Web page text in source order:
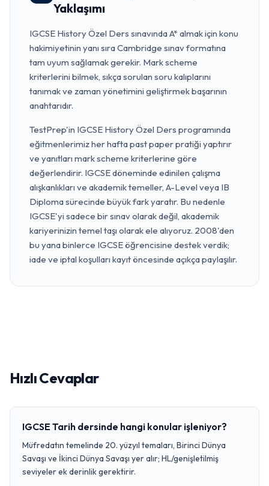
Yaklaşımı
IGCSE History Özel Ders sınavında A* almak için konu
hakimiyetinin yanı sıra Cambridge sınav formatına
tam uyum sağlamak gerekir. Mark scheme
kriterlerini bilmek, sıkça sorulan soru kalıplarını
tanımak ve zaman yönetimini geliştirmek başarının
anahtarıdır.
TestPrep'in IGCSE History Özel Ders programında
eğitmenlerimiz her hafta past paper pratiği yaptırır
ve yanıtları mark scheme kriterlerine göre
değerlendirir. IGCSE döneminde edinilen çalışma
alışkanlıkları ve akademik temeller, A-Level veya IB
Diploma sürecinde büyük fark yaratır. Bu nedenle
IGCSE'yi sadece bir sınav olarak değil, akademik
kariyerinizin temel taşı olarak ele alıyoruz. 2008'den
bu yana binlerce IGCSE öğrencisine destek verdik;
iade ve iptal koşulları kayıt öncesinde açıkça paylaşılır.
Hızlı Cevaplar
IGCSE Tarih dersinde hangi konular işleniyor?
Müfredatın temelinde 20. yüzyıl temaları, Birinci Dünya
Savaşı ve İkinci Dünya Savaşı yer alır; HL/genişletilmiş
seviyeler ek derinlik gerektirir.